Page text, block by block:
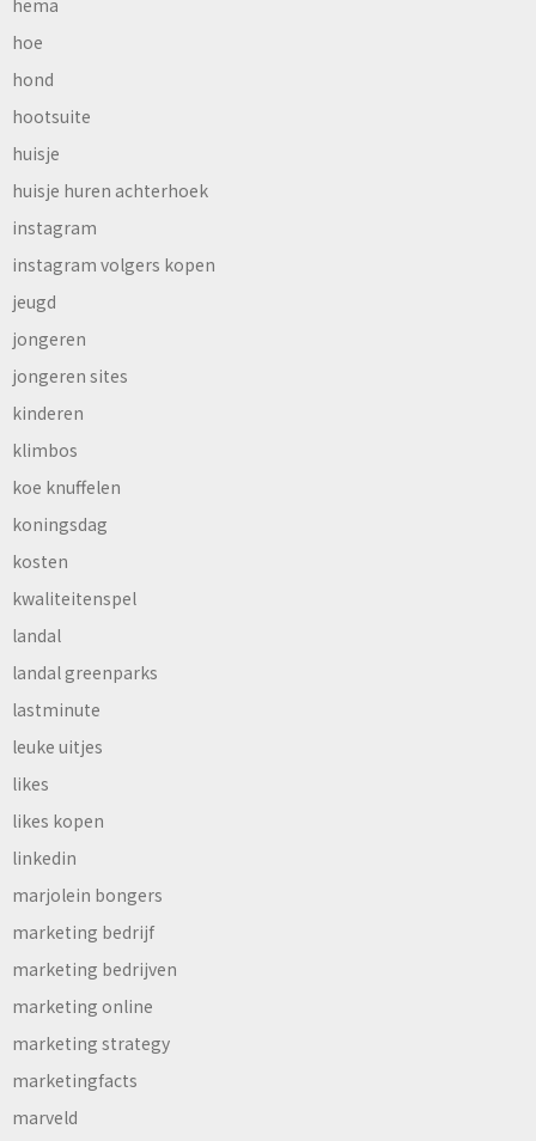
hema
hoe
hond
hootsuite
huisje
huisje huren achterhoek
instagram
instagram volgers kopen
jeugd
jongeren
jongeren sites
kinderen
klimbos
koe knuffelen
koningsdag
kosten
kwaliteitenspel
landal
landal greenparks
lastminute
leuke uitjes
likes
likes kopen
linkedin
marjolein bongers
marketing bedrijf
marketing bedrijven
marketing online
marketing strategy
marketingfacts
marveld